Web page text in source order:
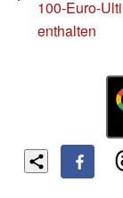
enthalten